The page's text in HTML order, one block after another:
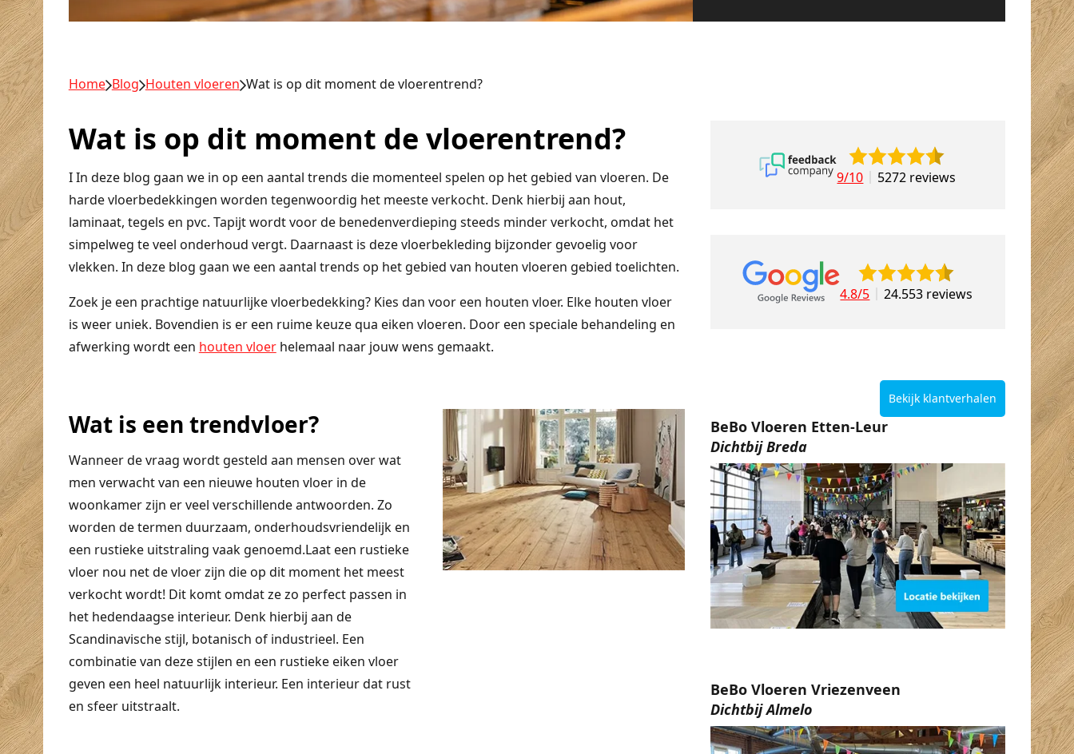
Home Blog Houten vloeren Wat is op dit moment de vloerentrend?
Wat is op dit moment de vloerentrend?
I In deze blog gaan we in op een aantal trends die momenteel spelen op het gebied van vloeren. De
harde vloerbedekkingen worden tegenwoordig het meeste verkocht. Denk hierbij aan hout,
laminaat, tegels en pvc. Tapijt wordt voor de benedenverdieping steeds minder verkocht, omdat het
simpelweg te veel onderhoud vergt. Daarnaast is deze vloerbekleding bijzonder gevoelig voor
vlekken. In deze blog gaan we een aantal trends op het gebied van houten vloeren gebied toelichten.
Zoek je een prachtige natuurlijke vloerbedekking? Kies dan voor een houten vloer. Elke houten vloer
is weer uniek. Bovendien is er een ruime keuze qua eiken vloeren. Door een speciale behandeling en
afwerking wordt een houten vloerhelemaal naar jouw wens gemaakt.
Wat is een trendvloer?
Wanneer de vraag wordt gesteld aan mensen over wat
men verwacht van een nieuwe houten vloer in de
woonkamer zijn er veel verschillende antwoorden. Zo
worden de termen duurzaam, onderhoudsvriendelijk en
een rustieke uitstraling vaak genoemd.Laat een rustieke
vloer nou net de vloer zijn die op dit moment het meest
verkocht wordt! Dit komt omdat ze zo perfect passen in
het hedendaagse interieur. Denk hierbij aan de
Scandinavische stijl, botanisch of industrieel. Een
combinatie van deze stijlen en een rustieke eiken vloer
geven een heel natuurlijk interieur. Een interieur dat rust
en sfeer uitstraalt.
9/10 5272 reviews
4.8/5 24.553 reviews
Bekijk klantverhalen
BeBo Vloeren Etten-Leur
Dichtbij Breda
BeBo Vloeren Vriezenveen
Dichtbij Almelo